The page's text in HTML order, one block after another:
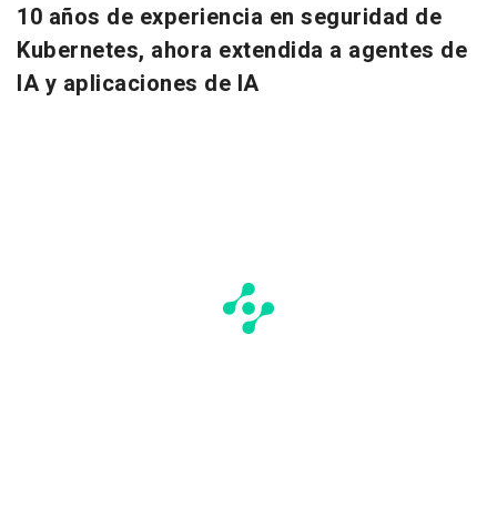
10 años de experiencia en seguridad de
Kubernetes, ahora extendida a agentes de
IA y aplicaciones de IA